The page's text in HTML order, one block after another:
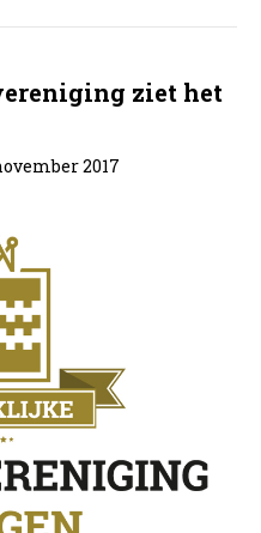
ziet het
2017